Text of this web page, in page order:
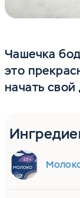
Чашечка
это
начать свой